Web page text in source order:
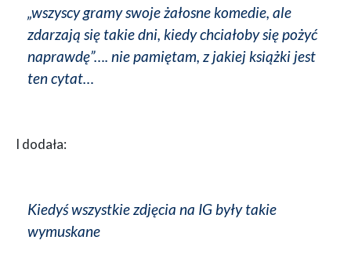
„wszyscy gramy swoje żałosne komedie, ale
zdarzają się takie dni, kiedy chciałoby się pożyć
naprawdę”…. nie pamiętam, z jakiej książki jest
ten cytat…
I dodała:
Kiedyś wszystkie zdjęcia na IG były takie
wymuskane